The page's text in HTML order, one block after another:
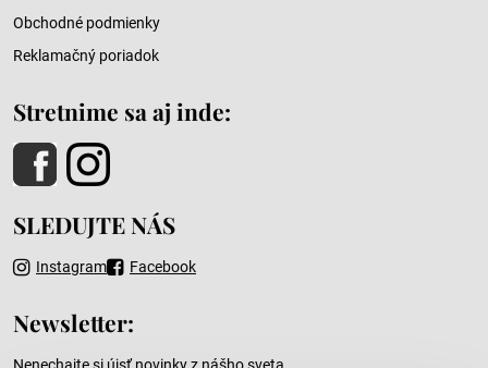
Obchodné podmienky
Reklamačný poriadok
Stretnime sa aj inde:
SLEDUJTE NÁS
Instagram Facebook
Newsletter:
Nenechajte si újsť novinky z nášho sveta